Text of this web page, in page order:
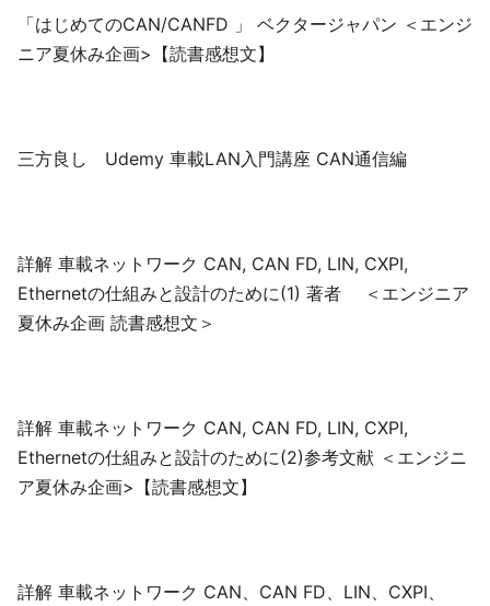
「はじめてのCAN/CANFD 」 ベクタージャパン ＜エンジ
ニア夏休み企画>【読書感想文】
三方良し Udemy 車載LAN入門講座 CAN通信編
詳解 車載ネットワーク CAN, CAN FD, LIN, CXPI,
Ethernetの仕組みと設計のために(1) 著者 ＜エンジニア
夏休み企画 読書感想文＞
詳解 車載ネットワーク CAN, CAN FD, LIN, CXPI,
Ethernetの仕組みと設計のために(2)参考文献 ＜エンジニ
ア夏休み企画>【読書感想文】
詳解 車載ネットワーク CAN、CAN FD、LIN、CXPI、